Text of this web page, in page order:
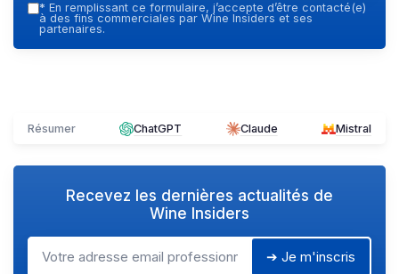
* En remplissant ce formulaire, j’accepte d’être contacté(e)
à des fins commerciales par Wine Insiders et ses
partenaires.
Résumer ChatGPT Claude Mistral
Recevez les dernières actualités de
Wine Insiders
➔ Je m'inscris